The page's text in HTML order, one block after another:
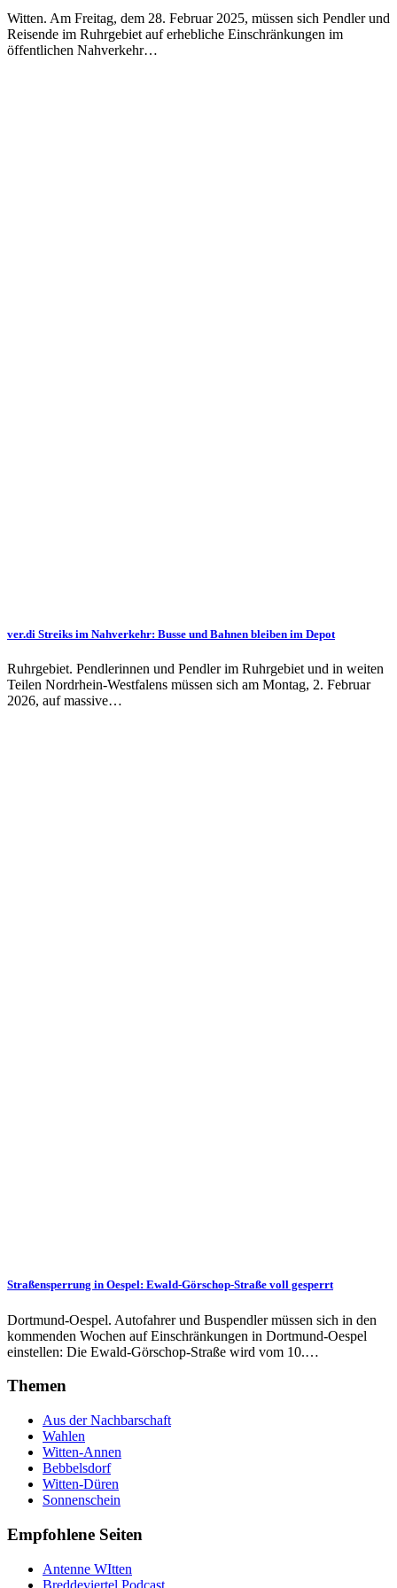
Witten. Am Freitag, dem 28. Februar 2025, müssen sich Pendler und
Reisende im Ruhrgebiet auf erhebliche Einschränkungen im
öffentlichen Nahverkehr…
ver.di Streiks im Nahverkehr: Busse und Bahnen bleiben im Depot
Ruhrgebiet. Pendlerinnen und Pendler im Ruhrgebiet und in weiten
Teilen Nordrhein-Westfalens müssen sich am Montag, 2. Februar
2026, auf massive…
Straßensperrung in Oespel: Ewald-Görschop-Straße voll gesperrt
Dortmund-Oespel. Aut­ofahrer und Bus­pend­ler müssen sich in den
kom­men­den Wo­chen auf Ein­schränk­ung­en in Dort­mund-Oespel
ein­stell­en: Die Ewald-Görschop-Straße wird vom 10.…
Themen
Aus der Nachbarschaft
Wahlen
Witten-Annen
Bebbelsdorf
Witten-Düren
Sonnenschein
Empfohlene Seiten
Antenne WItten
Breddeviertel Podcast